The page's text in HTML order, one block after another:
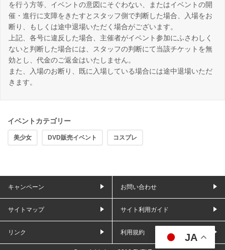
を行う方等、イベントの意図にそぐわない、またはイベントの開
催・進行に支障をきたすとスタッフ側で判断した場合、入場をお
断り、もしくは途中退場いただく場合がございます。
上記、各号に違反した場合、主催者がイベント参加にふさわしく
ないと判断した場合には、スタッフの判断にて当該チケットを無
効とし、代金のご返金はいたしません。
また、入場のお断り、既に入場している場合には途中退場いただ
きます。
イベントカテゴリー
美少女 DVD販売イベント コスプレ
JA
キャンペーン お問い合わせ
サイトマップ サイト利用ガイド
リンク 利用規約